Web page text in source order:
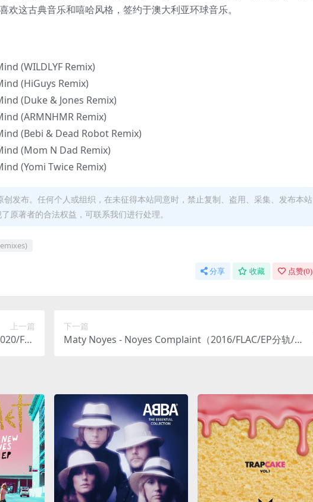
这古典音乐和嘻哈风格，签约于澳大利亚环球音乐。
(WILDLYF Remix)
(HiGuys Remix)
(Duke & Jones Remix)
(ARMNHMR Remix)
(Bebi & Dead Robot Remix)
(Mom N Dad Remix)
(Yomi Twice Remix)
发布。任何个人或组织，在未征得本站同意时，禁止复制、盗用、采集、发布本站
原著者的合法权益，可联系我们进行处理。
分享 收藏 点赞(0)
上一篇
FLA
下一篇
Maty Noyes - Noyes Complaint（2016/FLAC/EP分轨/1